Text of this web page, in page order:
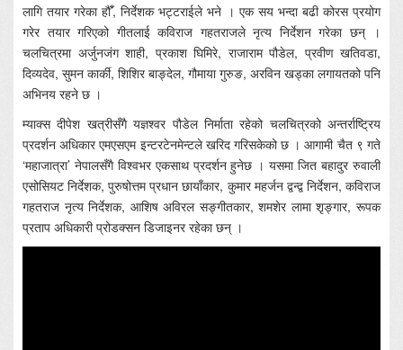
लागि तयार गरेका हौँ’, निर्देशक भट्टराईले भने । एक सय भन्दा बढी कोरस प्रयोग
गरेर तयार गरिएको गीतलाई कविराज गहतराजले नृत्य निर्देशन गरेका छन् ।
चलचित्रमा अर्जुनजंग शाही, प्रकाश घिमिरे, राजाराम पौडेल, प्रवीण खतिवडा,
दिव्यदेव, सुमन कार्की, शिशिर बाङ्देल, गौमाया गुरुङ, अरविन खड्का लगायतको पनि
अभिनय रहने छ ।
म्याक्स दीपेश खत्रीसँगै यज्ञश्वर पौडेल निर्माता रहेको चलचित्रको अन्तर्राष्ट्रिय
प्रदर्शन अधिकार एमएसएम इन्टरटेनमेन्टले खरिद गरिसकेको छ । आगामी चैत ९ गते
‘महाजात्रा’ नेपालसँगै विश्वभर एकसाथ प्रदर्शन हुनेछ । यसमा जित बहादुर रुवाली
एसोसियट निर्देशक, पुरुषोत्तम प्रधान छायाँकार, कुमार महर्जन द्वन्द्व निर्देशन, कविराज
गहतराज नृत्य निर्देशक, आशिष अविरल सङ्गीतकार, शमशेर लामा शृङ्गार, रूपक
प्रताप अधिकारी प्रोडक्सन डिजाइनर रहेका छन् ।